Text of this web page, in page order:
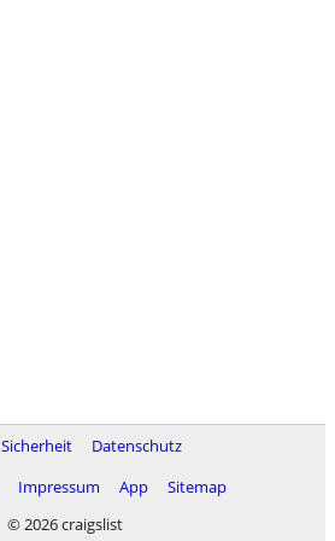
Sicherheit
Datenschutz
Impressum App
Sitemap
© 2026 craigslist